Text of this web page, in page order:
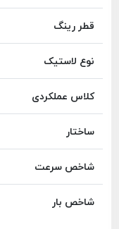
قطر رینگ
نوع لاستیک
کلاس عملکردی
ساختار
شاخص سرعت
شاخص بار